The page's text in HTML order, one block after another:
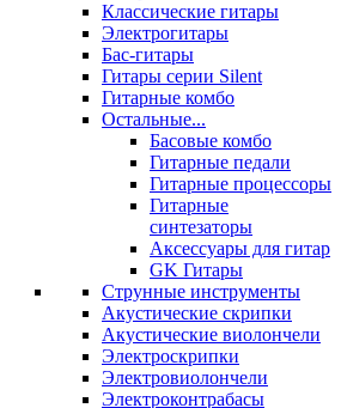
Классические гитары
Электрогитары
Бас-гитары
Гитары серии Silent
Гитарные комбо
Остальные...
Басовые комбо
Гитарные педали
Гитарные процессоры
Гитарные
синтезаторы
Аксессуары для гитар
GK Гитары
Струнные инструменты
Акустические скрипки
Акустические виолончели
Электроскрипки
Электровиолончели
Электроконтрабасы